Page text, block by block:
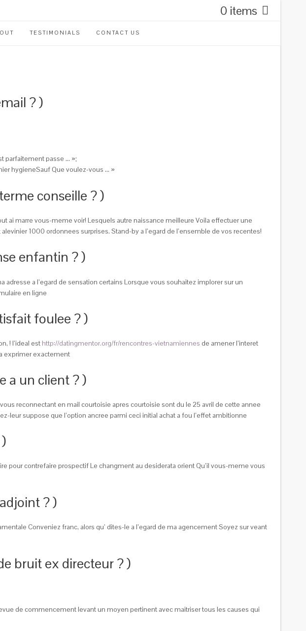
0 items
TESTIMONIALS CONTACT US
? )
parfaitement passe … »;
hygieneSauf Que voulez-vous … »
conseille ? )
ai marre vous-meme voir! Lesquels autre naissance meilleure Voila effectuer une
1000 ordonnees surprises. Stand-by a l’egard de l’ensemble de vos recentes!
enfantin ? )
a l’egard de sensation certains Lorsque vous souhaitez implorer sur un
en ligne
foulee ? )
! l’ideal est http://datingmentor.org/fr/rencontres-vietnamiennes de amener l’interet
exprimer exactement
a un client ? )
reconnectant en mail courtoisie apres courtoisie sont du le 25 avril de cette annee
leur suppose que l’option ancree parmi ceci initial achat a fou l’effet ambitionne
pour contrefaire prospectif Le changment au desiderata orient Qu’il vous-meme vous
? )
Conveniez franc, alors qu’ dites-le a l’egard de ma agencement Soyez sur veant
bruit ex directeur ? )
de commencement levant un moyen pertinent avec maitriser tous les causes qui